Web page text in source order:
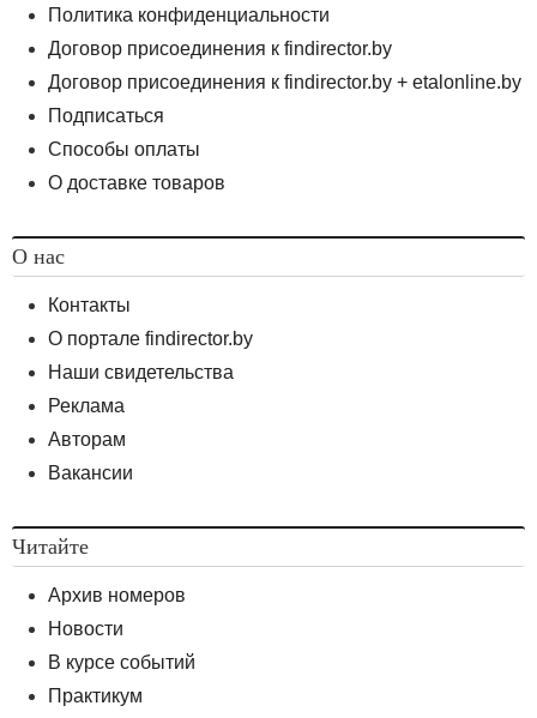
Политика конфиденциальности
Договор присоединения к findirector.by
Договор присоединения к findirector.by + etalonline.by
Подписаться
Способы оплаты
О доставке товаров
О нас
Контакты
О портале findirector.by
Наши свидетельства
Реклама
Авторам
Вакансии
Читайте
Архив номеров
Новости
В курсе событий
Практикум